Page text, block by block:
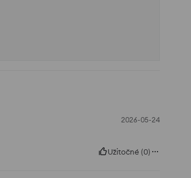
2026-05-24
Užitočné (0)